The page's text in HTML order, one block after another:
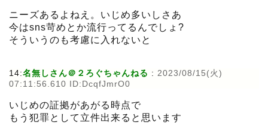
ニーズあるよねえ。いじめ多いしさあ
今はsns苛めとか流行ってるんでしょ?
そういうのも考慮に入れないと
14:名無しさん＠２ろぐちゃんねる : 2023/08/15(火)
07:11:56.610 ID:DcqfJmrO0
いじめの証拠があがる時点で
もう犯罪として立件出来ると思います